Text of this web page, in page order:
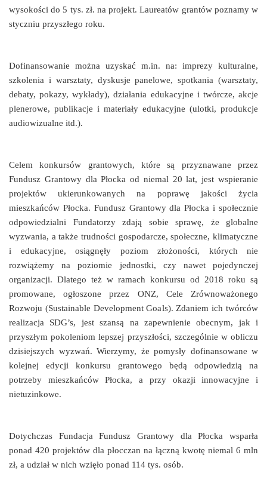
wysokości do 5 tys. zł. na projekt. Laureatów grantów poznamy w
styczniu przyszłego roku.
Dofinansowanie można uzyskać m.in. na: imprezy kulturalne,
szkolenia i warsztaty, dyskusje panelowe, spotkania (warsztaty,
debaty, pokazy, wykłady), działania edukacyjne i twórcze, akcje
plenerowe, publikacje i materiały edukacyjne (ulotki, produkcje
audiowizualne itd.).
Celem konkursów grantowych, które są przyznawane przez
Fundusz Grantowy dla Płocka od niemal 20 lat, jest wspieranie
projektów ukierunkowanych na poprawę jakości życia
mieszkańców Płocka. Fundusz Grantowy dla Płocka i społecznie
odpowiedzialni Fundatorzy zdają sobie sprawę, że globalne
wyzwania, a także trudności gospodarcze, społeczne, klimatyczne
i edukacyjne, osiągnęły poziom złożoności, których nie
rozwiążemy na poziomie jednostki, czy nawet pojedynczej
organizacji. Dlatego też w ramach konkursu od 2018 roku są
promowane, ogłoszone przez ONZ, Cele Zrównoważonego
Rozwoju (Sustainable Development Goals). Zdaniem ich twórców
realizacja SDG’s, jest szansą na zapewnienie obecnym, jak i
przyszłym pokoleniom lepszej przyszłości, szczególnie w obliczu
dzisiejszych wyzwań. Wierzymy, że pomysły dofinansowane w
kolejnej edycji konkursu grantowego będą odpowiedzią na
potrzeby mieszkańców Płocka, a przy okazji innowacyjne i
nietuzinkowe.
Dotychczas Fundacja Fundusz Grantowy dla Płocka wsparła
ponad 420 projektów dla płocczan na łączną kwotę niemal 6 mln
zł, a udział w nich wzięło ponad 114 tys. osób.